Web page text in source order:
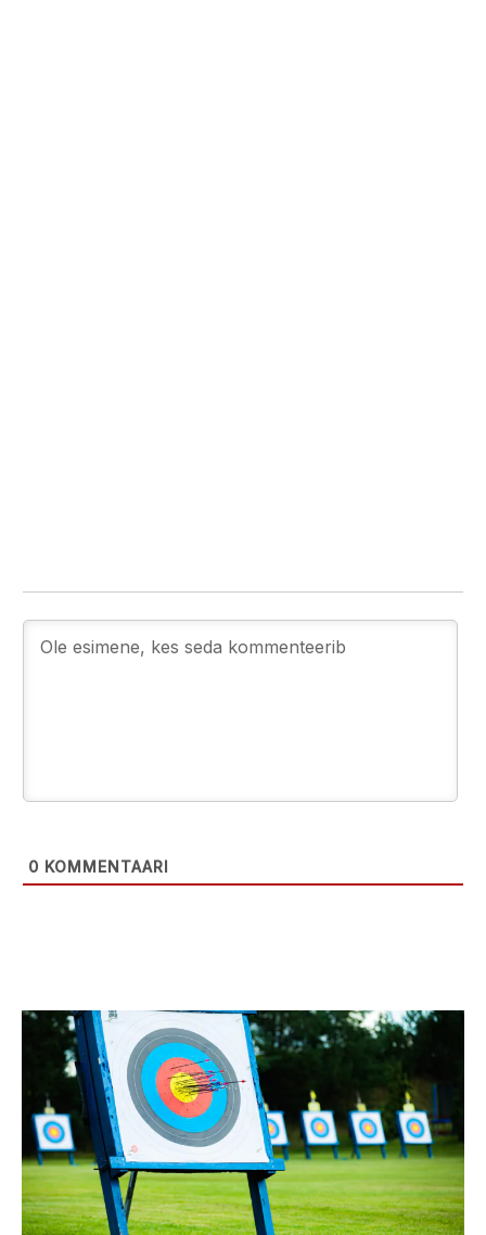
0 KOMMENTAARI